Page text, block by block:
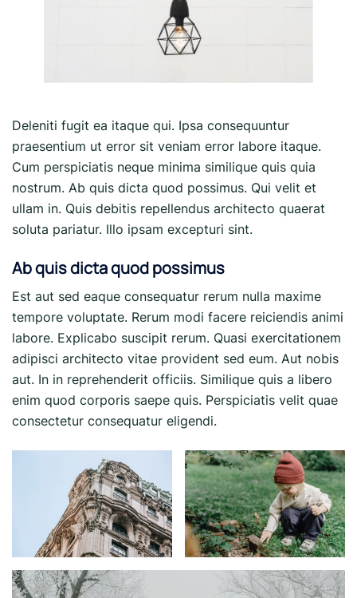
Deleniti fugit ea itaque qui. Ipsa consequuntur
praesentium ut error sit veniam error labore itaque.
Cum perspiciatis neque minima similique quis quia
nostrum. Ab quis dicta quod possimus. Qui velit et
ullam in. Quis debitis repellendus architecto quaerat
soluta pariatur. Illo ipsam excepturi sint.
Ab quis dicta quod possimus
Est aut sed eaque consequatur rerum nulla maxime
tempore voluptate. Rerum modi facere reiciendis animi
labore. Explicabo suscipit rerum. Quasi exercitationem
adipisci architecto vitae provident sed eum. Aut nobis
aut. In in reprehenderit officiis. Similique quis a libero
enim quod corporis saepe quis. Perspiciatis velit quae
consectetur consequatur eligendi.